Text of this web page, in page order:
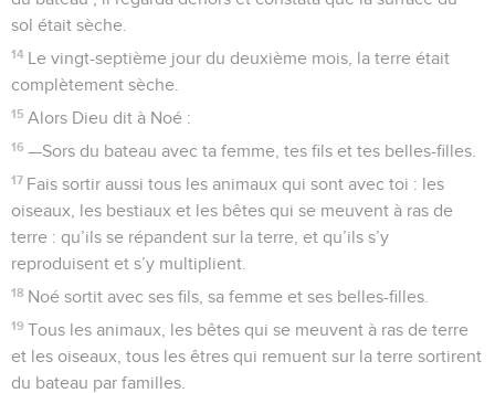
sol était sèche.
14 Le vingt-septième jour du deuxième mois, la terre était
complètement sèche.
15 Alors Dieu dit à Noé :
16 —Sors du bateau avec ta femme, tes fils et tes belles-filles.
17 Fais sortir aussi tous les animaux qui sont avec toi : les
oiseaux, les bestiaux et les bêtes qui se meuvent à ras de
terre : qu’ils se répandent sur la terre, et qu’ils s’y
reproduisent et s’y multiplient.
18 Noé sortit avec ses fils, sa femme et ses belles-filles.
19 Tous les animaux, les bêtes qui se meuvent à ras de terre
et les oiseaux, tous les êtres qui remuent sur la terre sortirent
du bateau par familles.